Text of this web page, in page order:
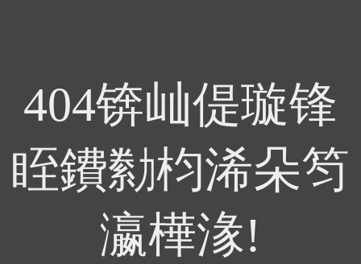
404锛屾偍璇锋
眰鐨勬枃浠朵笉
瀛樺湪!